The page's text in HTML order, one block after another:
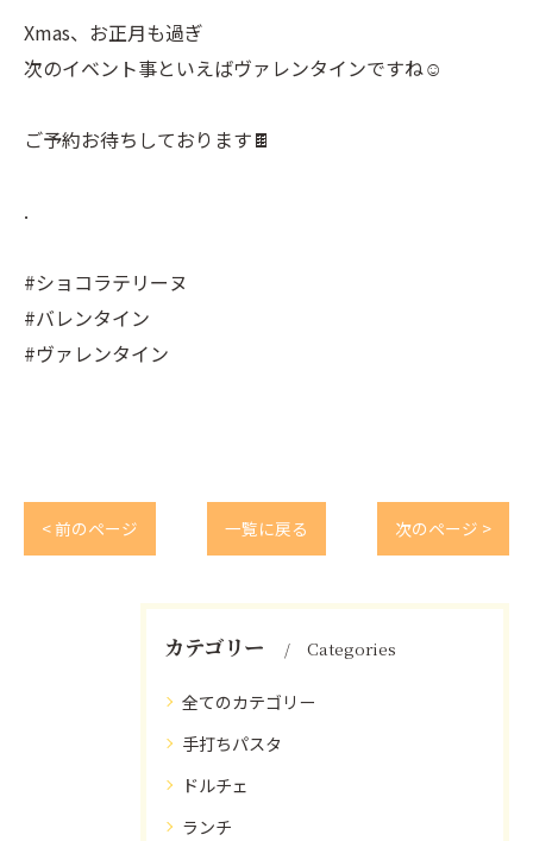
Xmas、お正月も過ぎ
次のイベント事といえばヴァレンタインですね☺︎
ご予約お待ちしております🍫
.
#ショコラテリーヌ
#バレンタイン
#ヴァレンタイン
< 前のページ 一覧に戻る 次のページ >
カテゴリー Categories
全てのカテゴリー
手打ちパスタ
ドルチェ
ランチ